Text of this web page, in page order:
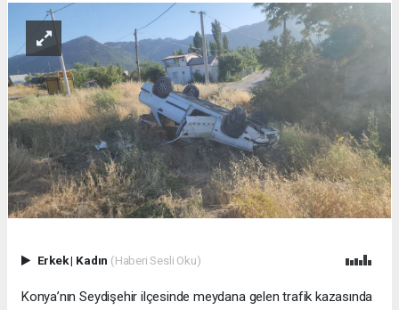
Erkek| Kadın (Haberi Sesli Oku)
Konya’nın Seydişehir ilçesinde meydana gelen trafik kazasında